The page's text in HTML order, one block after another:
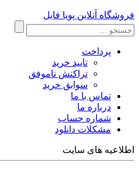
فروشگاه آنلاین پویا فایل
پرداخت
تایید خرید
تراکنش ناموفق
سوابق خرید
تماس با ما
درباره ما
شماره حساب
مشکلات دانلود
اطلاعیه های سایت